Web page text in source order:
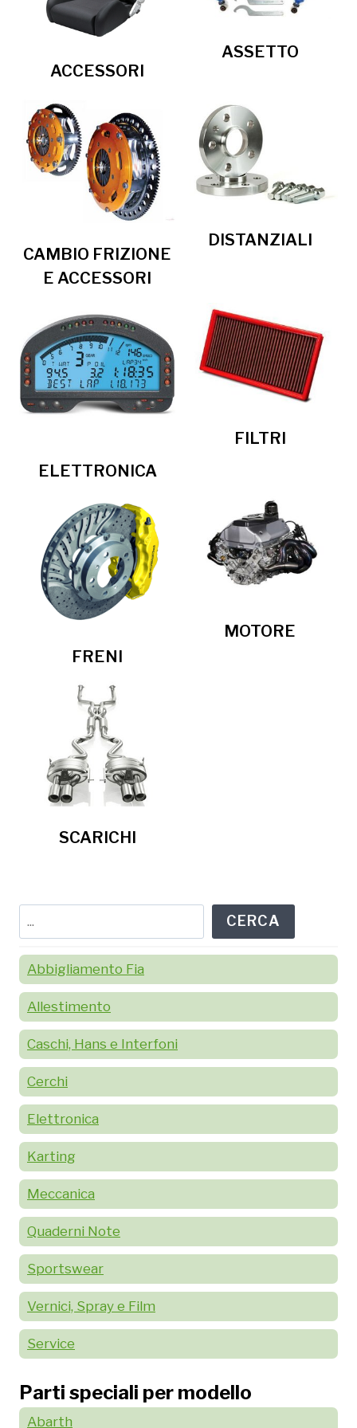
ACCESSORI
ASSETTO
CAMBIO FRIZIONE
E ACCESSORI
DISTANZIALI
ELETTRONICA
FILTRI
FRENI
MOTORE
SCARICHI
CERCA
Abbigliamento Fia
Allestimento
Caschi, Hans e Interfoni
Cerchi
Elettronica
Karting
Meccanica
Quaderni Note
Sportswear
Vernici, Spray e Film
Service
Parti speciali per modello
Abarth